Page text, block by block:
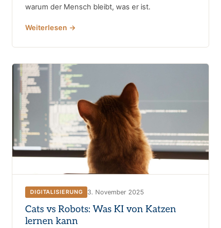
warum der Mensch bleibt, was er ist.
Weiterlesen →
DIGITALISIERUNG 3. November 2025
Cats vs Robots: Was KI von Katzen
lernen kann